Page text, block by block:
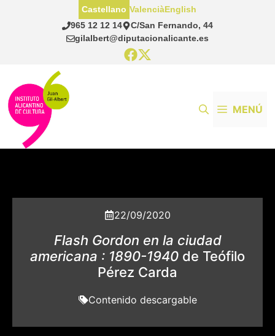
965 12 12 14
C/San Fernando, 44
gilalbert@diputacionalicante.es
Castellano ValenciàEnglish
MENÚ
22/09/2020
Flash Gordon en la ciudad
americana : 1890-1940 de Teófilo
Pérez Carda
Contenido descargable